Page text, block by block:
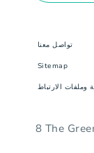
تواصل معنا
Sitemap
الارتباط
8 The